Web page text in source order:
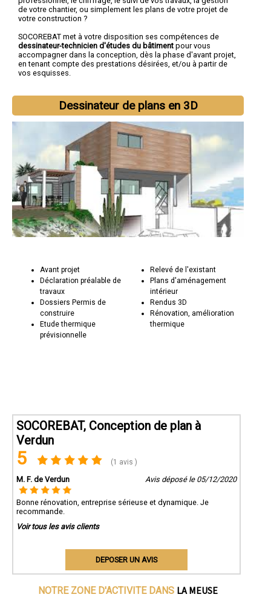
de votre chantier, ou simplement les plans de votre projet de
votre construction ?
SOCOREBAT met à votre disposition ses compétences de
dessinateur-technicien d'études du bâtiment pour vous
accompagner dans la conception, dès la phase d'avant projet,
en tenant compte des prestations désirées, et/ou à partir de
vos esquisses.
Dessinateur de plans en 3D
Avant projet
Déclaration préalable de
travaux
Dossiers Permis de
construire
Etude thermique
prévisionnelle
Relevé de l'existant
Plans d'aménagement
intérieur
Rendus 3D
Rénovation, amélioration
thermique
SOCOREBAT, Conception de plan à
Verdun
5 (1 avis )
M. F. de Verdun Avis déposé le 05/12/2020
Bonne rénovation, entreprise sérieuse et dynamique. Je
recommande.
Voir tous les avis clients
DEPOSER UN AVIS
NOTRE ZONE D'ACTIVITE DANS LA MEUSE